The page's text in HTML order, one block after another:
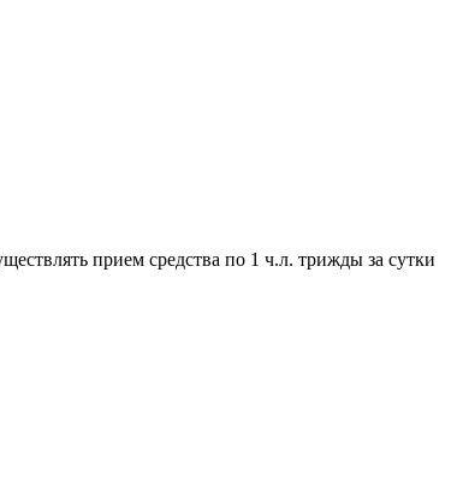
прием средства по 1 ч.л. трижды за сутки